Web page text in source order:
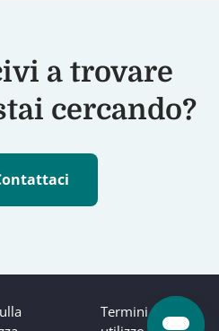
a trovare
cercando?
Termini di